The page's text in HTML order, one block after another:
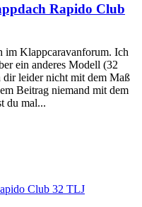
Rapido Club
Klappcaravanforum. Ich
ein anderes Modell (32
dir leider nicht mit dem Maß
Beitrag niemand mit dem
du mal...
Club 32 TLJ